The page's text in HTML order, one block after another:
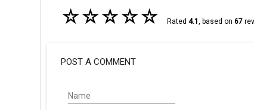
☆☆☆☆☆ Rated 4.1 , based on 67
POST A COMMENT
Name